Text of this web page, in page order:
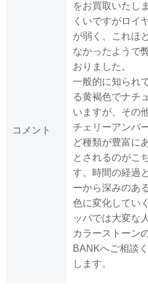
コメント
をお買取いたし
くいですがロイ
が弱く、これほ
なかったようで
おりました。
一般的に知られ
る黄褐色でナチ
いますが、その
チェリーアンバ
ど種類が豊富に
とされるのがこ
す。時間の経過
ーから深みのあ
色に変化してい
ッパでは大変な
カラーストーン
BANKへご相談
します。